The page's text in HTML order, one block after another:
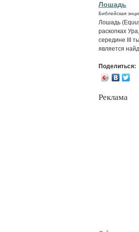
Лошадь
Библейская
Лошадь
раскопках
середине III
является
Поделиться:
Реклама